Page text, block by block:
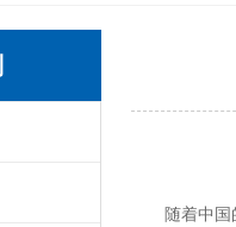
随着中